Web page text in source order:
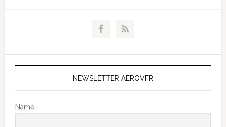
NEWSLETTER AEROVFR
Name